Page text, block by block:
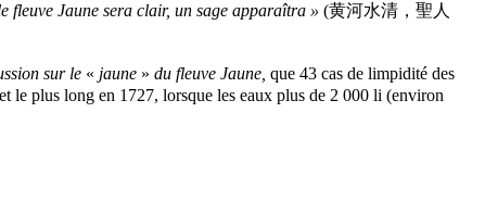
fleuve Jaune sera clair, un sage apparaîtra » (黄河水清，聖人
sur le « jaune » du fleuve Jaune, que 43 cas de limpidité des
le plus long en 1727, lorsque les eaux plus de 2 000 li (environ